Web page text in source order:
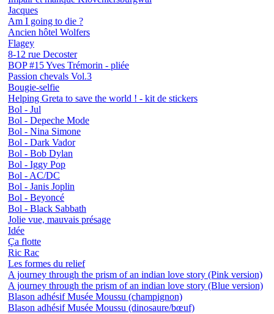
Jacques
Am I going to die ?
Ancien hôtel Wolfers
Flagey
8-12 rue Decoster
BOP #15 Yves Trémorin - pliée
Passion chevals Vol.3
Bougie-selfie
Helping Greta to save the world ! - kit de stickers
Bol - Jul
Bol - Depeche Mode
Bol - Nina Simone
Bol - Dark Vador
Bol - Bob Dylan
Bol - Iggy Pop
Bol - AC/DC
Bol - Janis Joplin
Bol - Beyoncé
Bol - Black Sabbath
Jolie vue, mauvais présage
Idée
Ça flotte
Ric Rac
Les formes du relief
A journey through the prism of an indian love story (Pink version)
A journey through the prism of an indian love story (Blue version)
Blason adhésif Musée Moussu (champignon)
Blason adhésif Musée Moussu (dinosaure/bœuf)